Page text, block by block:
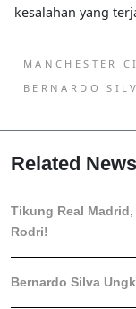
kesalahan yang
MANCHESTER
BERNARDO
Related News
Tikung Real
Rodri!
Bernardo Silva